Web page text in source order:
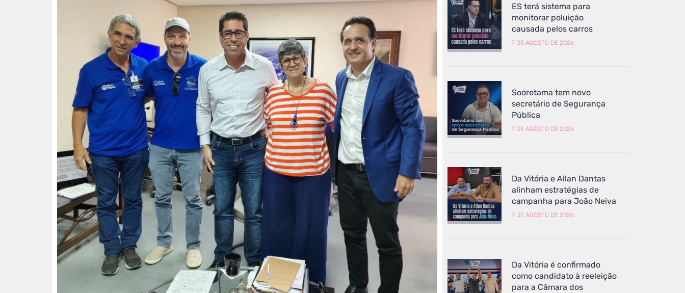
ES terá sistema para
monitorar poluição
causada pelos carros
7 DE AGOSTO DE 2026
Sooretama tem novo
secretário de Segurança
Pública
7 DE AGOSTO DE 2026
Da Vitória e Allan Dantas
alinham estratégias de
campanha para João Neiva
7 DE AGOSTO DE 2026
Da Vitória é confirmado
como candidato à reeleição
para a Câmara dos